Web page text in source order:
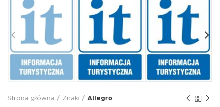
Strona główna Znaki Allegro